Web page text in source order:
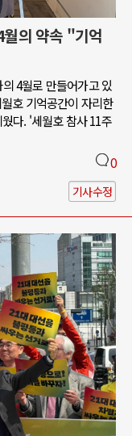
의 약속 "기억
4월로 만들어가고 있
호 기억공간이 자리한
다. '세월호 참사 11주
0
기사수정